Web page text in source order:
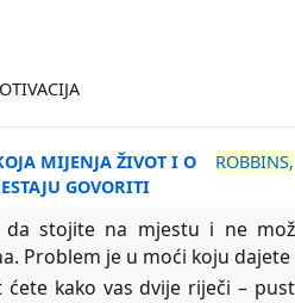
MIJENJA ŽIVOT I O
GOVORITI
ROBBINS,
da stojite na mjestu i ne
Problem je u moći koju
ćete kako vas dvije riječi –